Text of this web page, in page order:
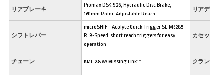
リアブレーキ
Promax DSK-926, Hydraulic Disc Brake,
160mm Rotor, Adjustable Reach
リアディ
シフトレバー
microSHIFT Acolyte Quick Trigger SL-M6285-
R, 8-Speed, short reach triggers for easy
operation
カセット
チェーン KMC X8 w/ Missing Link™ クランク